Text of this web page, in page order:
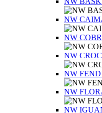
NW
NW
NW
NW
NW
NW